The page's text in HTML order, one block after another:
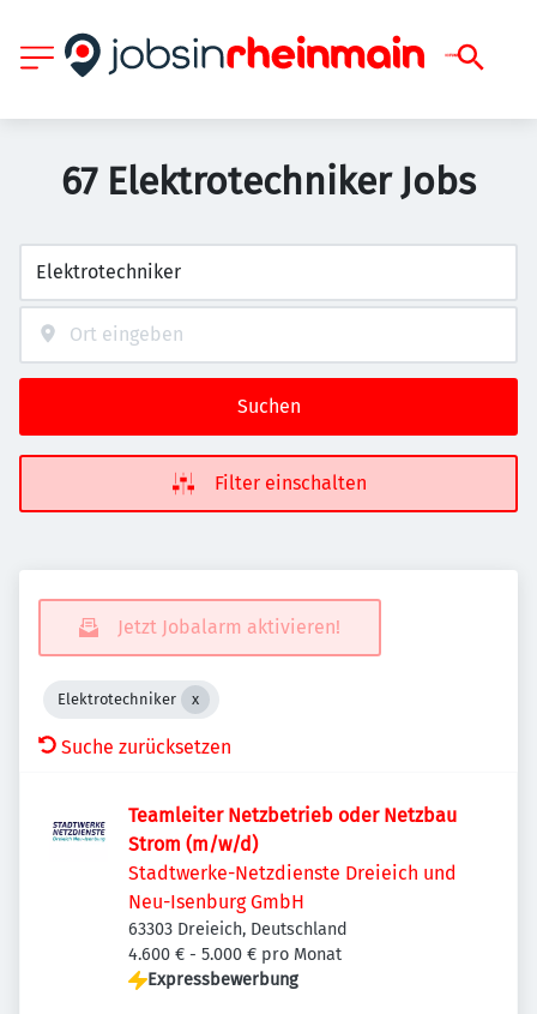
67 Elektrotechniker Jobs
Suchen
Filter einschalten
Jetzt Jobalarm aktivieren!
Elektrotechniker
Suche zurücksetzen
Teamleiter Netzbetrieb oder Netzbau
Strom (m/w/d)
Stadtwerke-Netzdienste Dreieich und
Neu-Isenburg GmbH
63303 Dreieich, Deutschland
4.600 € - 5.000 € pro Monat
Expressbewerbung